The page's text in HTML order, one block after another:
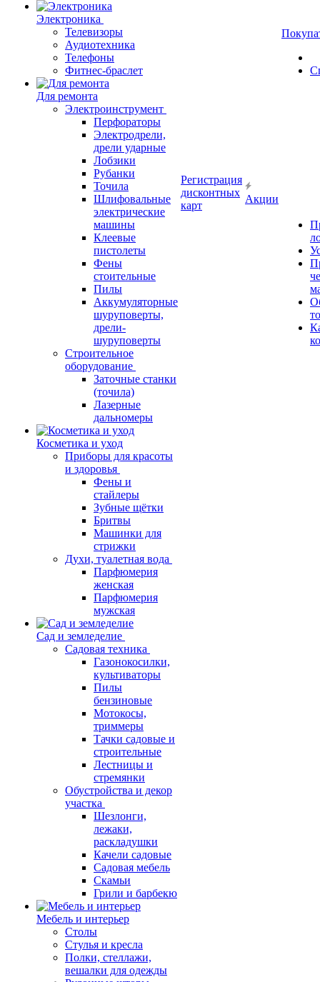
Электроника
Телевизоры
Аудиотехника
Телефоны
Фитнес-браслет
Для ремонта
Электроинструмент
Перфораторы
Электродрели,
дрели ударные
Лобзики
Рубанки
Точила
Шлифовальные
электрические
машины
Клеевые
пистолеты
Фены
стоительные
Пилы
Аккумуляторные
шуруповерты,
дрели-
шуруповерты
Строительное
оборудование
Заточные станки
(точила)
Лазерные
дальномеры
Косметика и уход
Приборы для красоты
и здоровья
Фены и
стайлеры
Зубные щётки
Бритвы
Машинки для
стрижки
Духи, туалетная вода
Парфюмерия
женская
Парфюмерия
мужская
Сад и земледелие
Садовая техника
Газонокосилки,
культиваторы
Пилы
бензиновые
Мотокосы,
триммеры
Тачки садовые и
строительные
Лестницы и
стремянки
Обустройства и декор
участка
Шезлонги,
лежаки,
раскладушки
Качели садовые
Садовая мебель
Скамьи
Грили и барбекю
Мебель и интерьер
Столы
Стулья и кресла
Полки, стеллажи,
вешалки для одежды
Регистрация
дисконтных
карт
Акции